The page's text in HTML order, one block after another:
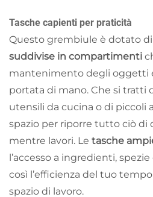
Tasche capienti per praticità
Questo grembiule è dotato di
suddivise in compartimenti
mantenimento degli oggetti
portata di mano. Che si tratti
utensili da cucina o di piccoli
spazio per riporre tutto ciò di
mentre lavori. Le tasche
l’accesso a ingredienti,
così l’efficienza del tuo
spazio di lavoro.